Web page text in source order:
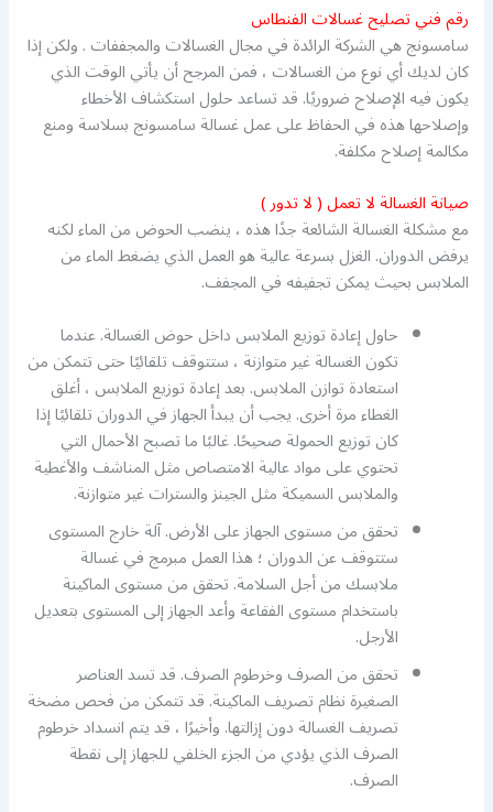
رقم فني تصليح غسالات الفنطاس
سامسونج هي الشركة الرائدة في مجال الغسالات والمجففات . ولكن إذا
كان لديك أي نوع من الغسالات ، فمن المرجح أن يأتي الوقت الذي
يكون فيه الإصلاح ضروريًا. قد تساعد حلول استكشاف الأخطاء
وإصلاحها هذه في الحفاظ على عمل غسالة سامسونج بسلاسة ومنع
مكالمة إصلاح مكلفة.
صيانة الغسالة لا تعمل ( لا تدور )
مع مشكلة الغسالة الشائعة جدًا هذه ، ينضب الحوض من الماء لكنه
يرفض الدوران. الغزل بسرعة عالية هو العمل الذي يضغط الماء من
الملابس بحيث يمكن تجفيفه في المجفف.
حاول إعادة توزيع الملابس داخل حوض الغسالة. عندما
تكون الغسالة غير متوازنة ، ستتوقف تلقائيًا حتى تتمكن من
استعادة توازن الملابس. بعد إعادة توزيع الملابس ، أغلق
الغطاء مرة أخرى. يجب أن يبدأ الجهاز في الدوران تلقائيًا إذا
كان توزيع الحمولة صحيحًا. غالبًا ما تصبح الأحمال التي
تحتوي على مواد عالية الامتصاص مثل المناشف والأغطية
والملابس السميكة مثل الجينز والسترات غير متوازنة.
تحقق من مستوى الجهاز على الأرض. آلة خارج المستوى
ستتوقف عن الدوران ؛ هذا العمل مبرمج في غسالة
ملابسك من أجل السلامة. تحقق من مستوى الماكينة
باستخدام مستوى الفقاعة وأعد الجهاز إلى المستوى بتعديل
الأرجل.
تحقق من الصرف وخرطوم الصرف. قد تسد العناصر
الصغيرة نظام تصريف الماكينة. قد تتمكن من فحص مضخة
تصريف الغسالة دون إزالتها. وأخيرًا ، قد يتم انسداد خرطوم
الصرف الذي يؤدي من الجزء الخلفي للجهاز إلى نقطة
الصرف.